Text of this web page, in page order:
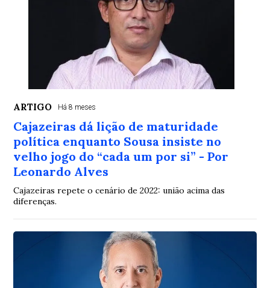
ARTIGO Há 8 meses
Cajazeiras dá lição de maturidade
política enquanto Sousa insiste no
velho jogo do “cada um por si” - Por
Leonardo Alves
Cajazeiras repete o cenário de 2022: união acima das
diferenças.